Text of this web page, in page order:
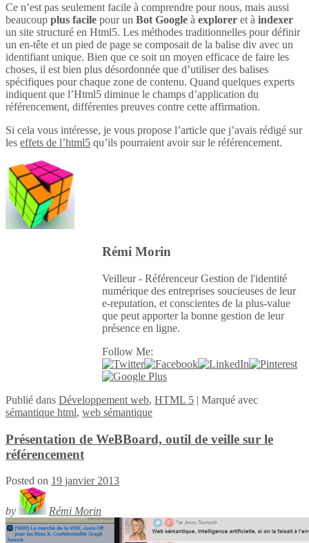
Ce n’est pas seulement facile à comprendre pour nous, mais aussi
beaucoup plus facile pour un Bot Google à explorer et à indexer
un site structuré en Html5. Les méthodes traditionnelles pour définir
un en-tête et un pied de page se composait de la balise div avec un
identifiant unique. Bien que ce soit un moyen efficace de faire les
choses, il est bien plus désordonnée que d’utiliser des balises
spécifiques pour chaque zone de contenu. Quand quelques experts
indiquent que l’Html5 diminue le champs d’application du
référencement, différentes preuves contre cette affirmation.
Si cela vous intéresse, je vous propose l’article que j’avais rédigé sur
les effets de l’html5 qu’ils pourraient avoir sur le référencement.
Rémi Morin
Veilleur - Référenceur Gestion de l'identité
numérique des entreprises soucieuses de leur
e-reputation, et conscientes de la plus-value
que peut apporter la bonne gestion de leur
présence en ligne.
Follow Me:
Publié dans Développement web, HTML 5 | Marqué avec
sémantique html, web sémantique
Présentation de WeBBoard, outil de veille sur le
référencement
Posted on 19 janvier 2013
by Rémi Morin